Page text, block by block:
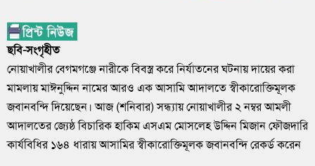
ছবি-সংগৃহীত
নোয়াখালীর বেগমগঞ্জে নারীকে বিবস্ত্র করে নির্যাতনের ঘটনায় দায়ের করা
মামলায় মাঈনুদ্দিন নামের আরও এক আসামি আদালতে স্বীকারোক্তিমূলক
জবানবন্দি দিয়েছেন। আজ (শনিবার) সন্ধ্যায় নোয়াখালীর ২ নম্বর আমলী
আদালতের জ্যেষ্ঠ বিচারিক হাকিম এসএম মোসলেহ উদ্দিন মিজান ফৌজদারি
কার্যবিধির ১৬৪ ধারায় আসামির স্বীকারোক্তিমূলক জবানবন্দি রেকর্ড করেন